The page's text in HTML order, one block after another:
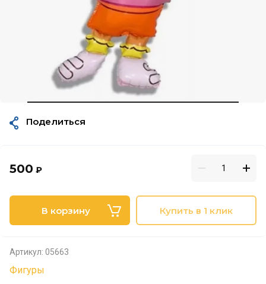
500 ₽
В корзину Купить в 1 клик
Артикул: 05663
Фигуры
Поделиться